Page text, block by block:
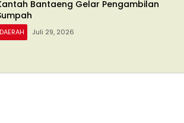
Bantaeng Gelar Pengambilan
DAERAH Juli 29, 2026